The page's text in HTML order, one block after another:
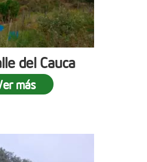
del Cauca
más